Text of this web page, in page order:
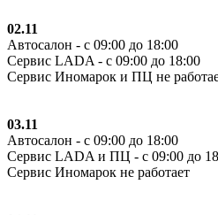
02.11
Автосалон - с 09:00 до 18:00
Сервис LADA - с 09:00 до 18:00
Сервис Иномарок и ПЦ не
03.11
Автосалон - с 09:00 до 18:00
Сервис LADA и ПЦ - с 09:00 до
Сервис Иномарок не работает